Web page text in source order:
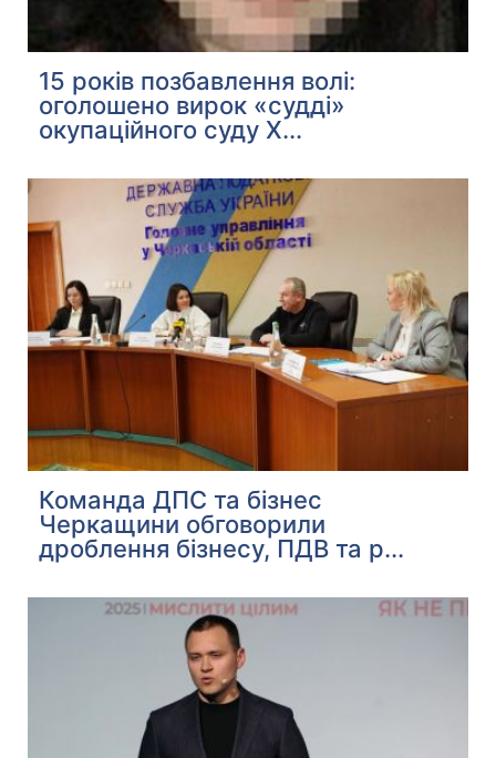
15 років позбавлення волі:
оголошено вирок «судді»
окупаційного суду Х...
Команда ДПС та бізнес
Черкащини обговорили
дроблення бізнесу, ПДВ та р...